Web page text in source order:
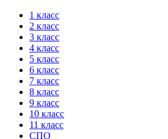
Перейти
содержимому
1 класс
2 класс
3 класс
4 класс
5 класс
6 класс
7 класс
8 класс
9 класс
10 класс
11 класс
СПО